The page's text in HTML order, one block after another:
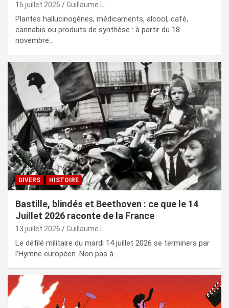
16 juillet 2026 Guillaume L.
Plantes hallucinogènes, médicaments, alcool, café,
cannabis ou produits de synthèse : à partir du 18
novembre…
DIVERS HISTOIRE
Bastille, blindés et Beethoven : ce que le 14
Juillet 2026 raconte de la France
13 juillet 2026 Guillaume L.
Le défilé militaire du mardi 14 juillet 2026 se terminera par
l’Hymne européen. Non pas à…